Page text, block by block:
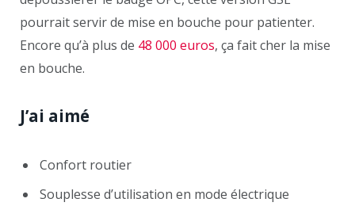
pourrait servir de mise en bouche pour patienter.
Encore qu’à plus de 48 000 euros, ça fait cher la mise
en bouche.
J’ai aimé
Confort routier
Souplesse d’utilisation en mode électrique